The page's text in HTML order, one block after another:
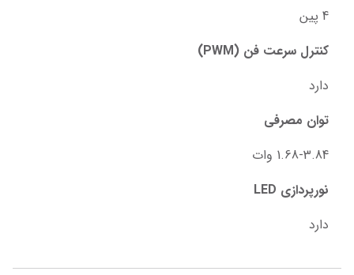
4 پین
کنترل سرعت فن (PWM)
دارد
توان مصرفی
1.68-3.84 وات
نورپردازی LED
دارد